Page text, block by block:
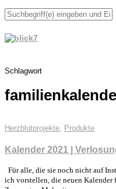
Schlagwort
Herzblutprojekte, Produkte
Kalender 2021 |
Für alle, die sie noch nicht auf
ich vorstellen, die neuen